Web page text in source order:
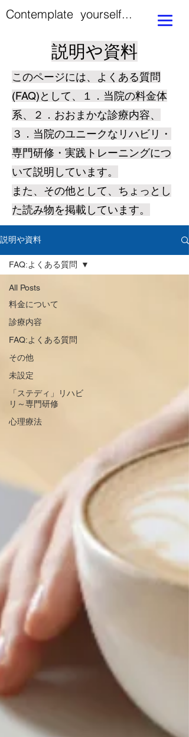
Contemplate yourself...
説明や資料
このページには、よくある質問
(FAQ)として、１．当院の料金体
系、２．おおまかな診療内容、
３．当院のユニークなリハビリ・
専門研修・実践トレーニングにつ
いて説明しています。
​また、その他として、ちょっとし
た読み物を掲載しています。
説明や資料
All Posts
料金について
診療内容
FAQ:よくある質問
その他
未設定
「ステディ」リハビ
リ～専門研修
心理療法
FAQ:よくある質問